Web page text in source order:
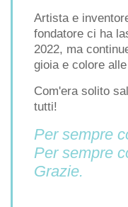
Artista e
fondatore ci ha
2022, ma
gioia e colore
Com'era solito
tutti!
Per sempre
Per sempre
Grazie.